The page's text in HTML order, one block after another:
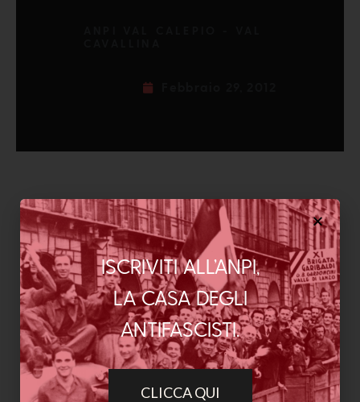
ISCRIVITI ALL’ANPI,
LA CASA DEGLI
ANTIFASCISTI.
CLICCA QUI